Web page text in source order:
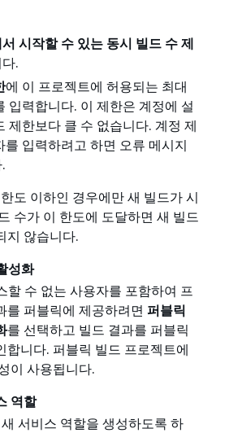
시작할 수 있는 동시 빌드 수 제
.
에 이 프로젝트에 허용되는 최대
입력합니다. 이 제한은 계정에 설
제한보다 클 수 없습니다. 계정 제
를 입력하려고 하면 오류 메시지
도 이하인 경우에만 새 빌드가 시
수가 이 한도에 도달하면 새 빌드
지 않습니다.
성화
할 수 없는 사용자를 포함하여 프
를 퍼블릭에 제공하려면 퍼블릭
를 선택하고 빌드 결과를 퍼블릭
합니다. 퍼블릭 빌드 프로젝트에
이 사용됩니다.
역할
서비스 역할을 생성하도록 하